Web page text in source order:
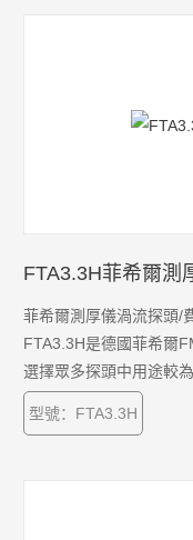
FTA3.3H菲希爾測
菲希爾測厚儀渦流探頭/
FTA3.3H是德國菲希爾
選擇眾多探頭中用途較
原理，用于測量非磁性
型號：FTA3.3H